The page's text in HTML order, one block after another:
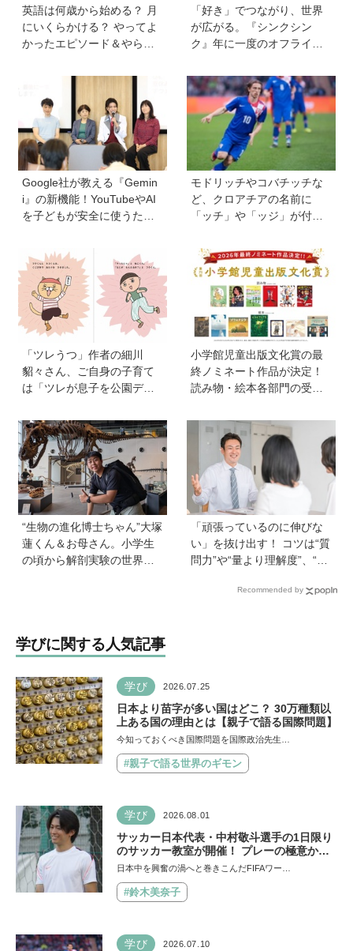
英語は何歳から始める？ 月
にいくらかける？ やってよ
かったエピソード＆やらな
保護者502人にアンケート調
「好き」でつながり、世界
が広がる。『シンクシン
ク』年に一度のオフライン
2026』には知的ワクワクが
満載！
Google社が教える『Gemin
i』の新機能！YouTubeやAI
を子どもが安全に使うため
教育チャンネルなど、家庭
で使うポイントとは？
モドリッチやコバチッチな
ど、クロアチアの名前に
「ッチ」や「ッジ」が付く
際問題】
「ツレうつ」作者の細川
貂々さん、ご自身の子育て
は「ツレが息子を公園デビ
いた」ーー初の創作絵本
「タネがひとつぶ」は幼か
った息子さんと共作した思
い出のストーリー
小学館児童出版文化賞の最
終ノミネート作品が決定！
読み物・絵本各部門の受賞
“生物の進化博士ちゃん”大塚
蓮くん＆お母さん。小学生
の頃から解剖実験の世界に
「頑張っているのに伸びな
い」を抜け出す！ コツは“質
問力”や“量より理解度”、“面
験の専門家に聞く、伸びる
Recommended by
学びに関する人気記事
学び 2026.07.25
日本より苗字が多い国はどこ？ 30万種類以
上ある国の理由とは【親子で語る国際問題】
今知っておくべき国際問題を国際政治先生…
#親子で語る世界のギモン
学び 2026.08.01
サッカー日本代表・中村敬斗選手の1日限り
のサッカー教室が開催！ プレーの極意から
子ども時代の話まで…学びと笑顔あふれる大
日本中を興奮の渦へと巻きこんだFIFAワー…
#鈴木美奈子
学び 2026.07.10